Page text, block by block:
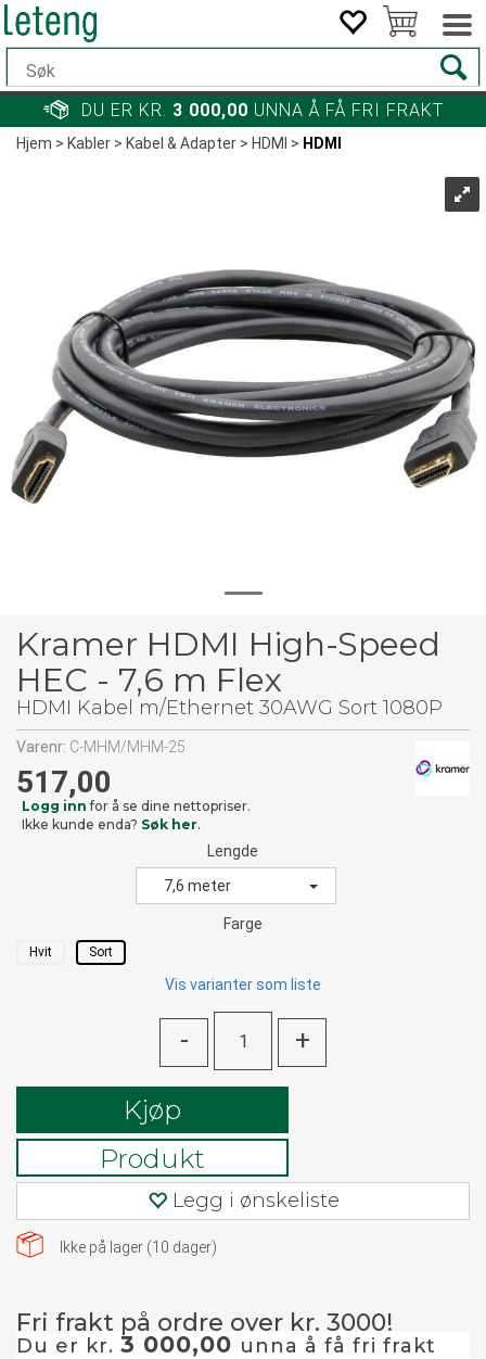
DU ER KR. 3 000,00 UNNA Å FÅ FRI FRAKT
Hjem>Kabler>Kabel & Adapter>HDMI > HDMI
Kramer HDMI High-Speed
HEC - 7,6 m Flex
HDMI Kabel m/Ethernet 30AWG Sort 1080P
Varenr: C-MHM/MHM-25
517,00
Logg inn for å se dine nettopriser.
Ikke kunde enda? Søk her.
Lengde
7,6 meter
Farge
Hvit Sort
Vis varianter som liste
- +
Kjøp
Produkt
Legg i ønskeliste
Ikke på lager (10 dager)
Fri frakt på ordre over kr. 3000!
Du er kr. 3 000,00 unna å få fri frakt